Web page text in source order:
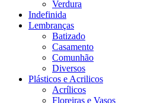
Verdura
Indefinida
Lembranças
Batizado
Casamento
Comunhão
Diversos
Plásticos e Acrilicos
Acrílicos
Floreiras e Vasos